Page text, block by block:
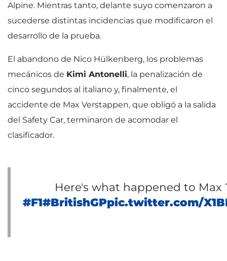
Alpine. Mientras tanto, delante suyo comenzaron a
sucederse distintas incidencias que modificaron el
desarrollo de la prueba.
El abandono de Nico Hülkenberg, los problemas
mecánicos de Kimi Antonelli, la penalización de
cinco segundos al italiano y, finalmente, el
accidente de Max Verstappen, que obligó a la salida
del Safety Car, terminaron de acomodar el
clasificador.
Here's what happened to Max
#F1#BritishGPpic.twitter.com/